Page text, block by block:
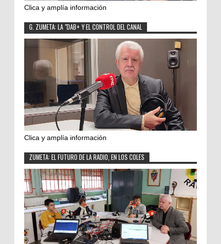
Clica y amplía información
G. ZUMETA: LA "DAB+ Y EL CONTROL DEL CANAL
Clica y amplía información
ZUMETA: EL FUTURO DE LA RADIO, EN LOS COLES